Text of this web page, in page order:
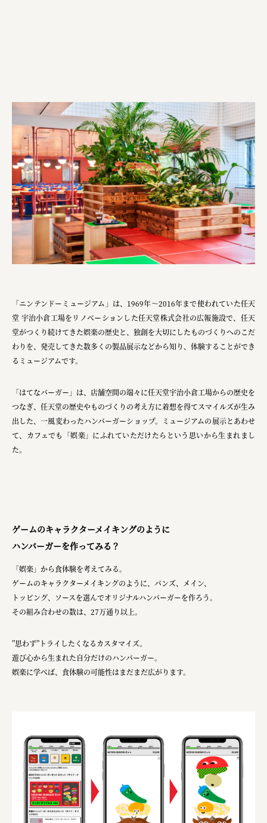
株式会社ヤマサン
株式会社 マツバラ
株式会社東果堂
アトラス化成
株式会社 中日ステンドアート
DEAR FRIEND'S
株式会社ポーラ
一般財団法人 伝統的工芸品産業振興協会
株式会社池田泉州銀行
岡野バルブ製造株式会社
株式会社ふくや
三井不動産株式会社
有限会社 丸久商店
住友化学株式会社
株式会社リビタ
宗教法人圓能寺立 若草幼稚園
株式会社 照沼
食処くさの根
JR東日本クロスステーション
京セラ株式会社
一般社団法人手紙寺
土佐しらす食堂二万匹
オーナークライアント 日南市／設計・施工 株式会社乃
「ニンテンドーミュージアム」は、1969年～2016年まで使われていた任天
堂 宇治小倉工場をリノベーションした任天堂株式会社の広報施設で、任天
堂がつくり続けてきた娯楽の歴史と、独創を大切にしたものづくりへのこだ
わりを、発売してきた数多くの製品展示などから知り、体験することができ
るミュージアムです。
「はてなバーガー」は、店舗空間の端々に任天堂宇治小倉工場からの歴史を
つなぎ、任天堂の歴史やものづくりの考え方に着想を得てスマイルズが生み
出した、一風変わったハンバーガーショップ。ミュージアムの展示とあわせ
て、カフェでも「娯楽」にふれていただけたらという思いから生まれまし
た。
ゲームのキャラクターメイキングのように
ハンバーガーを作ってみる？
「娯楽」から食体験を考えてみる。
ゲームのキャラクターメイキングのように、バンズ、メイン、
トッピング、ソースを選んでオリジナルハンバーガーを作ろう。
その組み合わせの数は、27万通り以上。
”思わず”トライしたくなるカスタマイズ。
遊び心から生まれた自分だけのハンバーガー。
娯楽に学べば、食体験の可能性はまだまだ広がります。